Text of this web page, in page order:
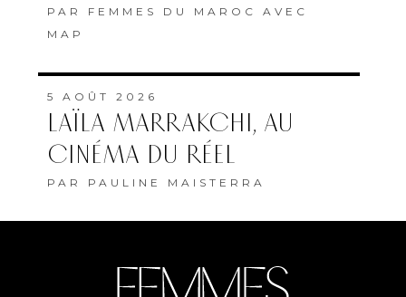
PAR FEMMES DU MAROC AVEC
MAP
5 AOÛT 2026
LAÏLA MARRAKCHI, AU
CINÉMA DU RÉEL
PAR PAULINE MAISTERRA